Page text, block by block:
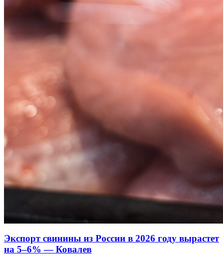
Экспорт свинины из России в 2026 году вырастет
на 5–6% — Ковалев